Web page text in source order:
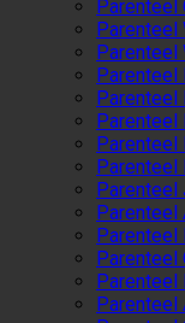
Parenteel
Parenteel
Parenteel
Parenteel
Parenteel
Parenteel
Parenteel
Parenteel
Parenteel
Parenteel
Parenteel
Parenteel
Parenteel
Parenteel